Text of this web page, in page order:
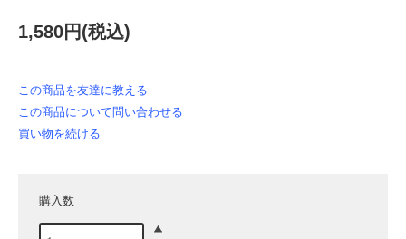
1,580円(税込)
この商品を友達に教える
この商品について問い合わせる
買い物を続ける
購入数